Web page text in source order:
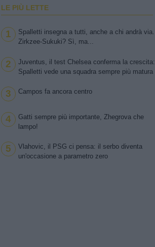
LE PIÙ LETTE
1
Spalletti insegna a tutti, anche a chi andrà via.
Zirkzee-Sukuki? Sì, ma...
2
Juventus, il test Chelsea conferma la crescita:
Spalletti vede una squadra sempre più matura
3 Campos fa ancora centro
4
Gatti sempre più importante, Zhegrova che
lampo!
5
Vlahovic, il PSG ci pensa: il serbo diventa
un'occasione a parametro zero